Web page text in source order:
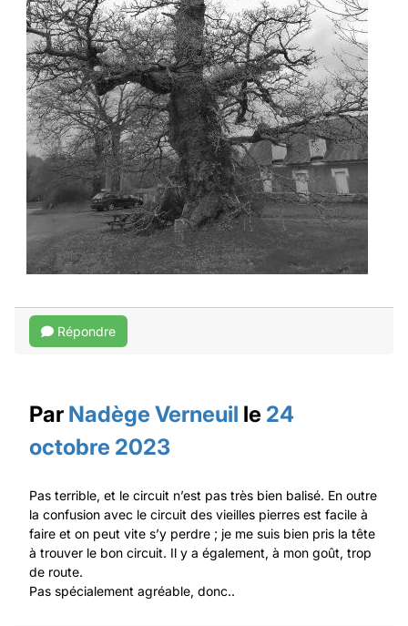
Répondre
Par Nadège Verneuil le 24
octobre 2023
Pas terrible, et le circuit n’est pas très bien balisé. En outre
la confusion avec le circuit des vieilles pierres est facile à
faire et on peut vite s’y perdre ; je me suis bien pris la tête
à trouver le bon circuit. Il y a également, à mon goût, trop
de route.
Pas spécialement agréable, donc..